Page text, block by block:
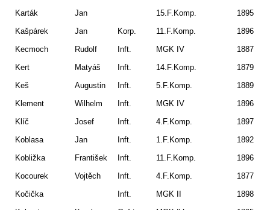
Karták
Jan 15.F.Komp. 1895
Kašpárek
Jan Korp. 11.F.Komp. 1896
Kecmoch
Rudolf Inft. MGK IV 1887
Kert
Matyáš Inft. 14.F.Komp. 1879
Keš
Augustin Inft. 5.F.Komp. 1889
Klement
Wilhelm Inft. MGK IV 1896
Klíč
Josef Inft. 4.F.Komp. 1897
Koblasa
Jan Inft. 1.F.Komp. 1892
Kobližka
František Inft. 11.F.Komp. 1896
Kocourek
Vojtěch Inft. 4.F.Komp. 1877
Kočička
Inft. MGK II 1898